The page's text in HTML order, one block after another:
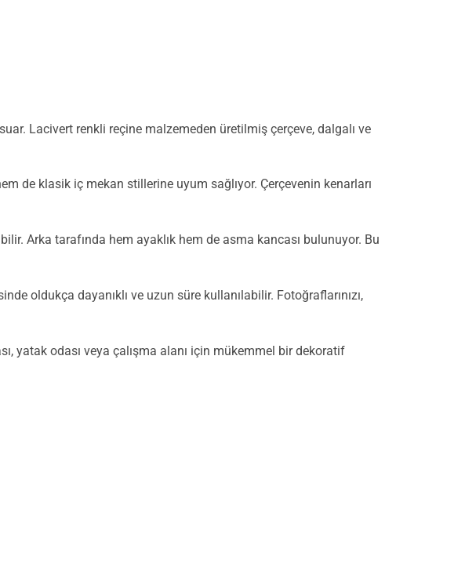
Lacivert renkli reçine malzemeden üretilmiş çerçeve, dalgalı ve
de klasik iç mekan stillerine uyum sağlıyor. Çerçevenin kenarları
Arka tarafında hem ayaklık hem de asma kancası bulunuyor. Bu
oldukça dayanıklı ve uzun süre kullanılabilir. Fotoğraflarınızı,
yatak odası veya çalışma alanı için mükemmel bir dekoratif